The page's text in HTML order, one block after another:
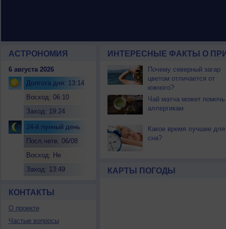
АСТРОНОМИЯ
6 августа 2026
Долгота дня: 13:14
Восход: 06:10
Заход: 19:24
24-й лунный день
Посл.четв. 06/08
Восход: Не
Заход: 13:49
КОНТАКТЫ
О проекте
Частые вопросы
ИНТЕРЕСНЫЕ ФАКТЫ О
Почему северный загар
цветом отличается от
южного?
Чай матча может помочь
аллергикам
Какое время лучшее для
сна?
КАРТЫ ПОГОДЫ